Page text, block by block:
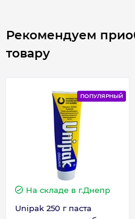
Контакты сервисного
Сервисное
Рекомендуем
товару
ПОПУЛЯРНЫЙ
На складе в г.Днепр
Unipak 250 г паста